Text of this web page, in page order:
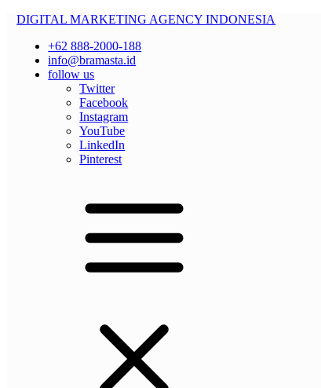
DIGITAL MARKETING AGENCY INDONESIA
+62 888-2000-188
info@bramasta.id
follow us
Twitter
Facebook
Instagram
YouTube
LinkedIn
Pinterest